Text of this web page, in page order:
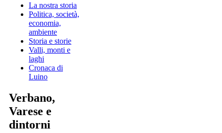
La nostra storia
Politica, società,
economia,
ambiente
Storia e storie
Valli, monti e
laghi
Cronaca di
Luino
Verbano,
Varese e
dintorni